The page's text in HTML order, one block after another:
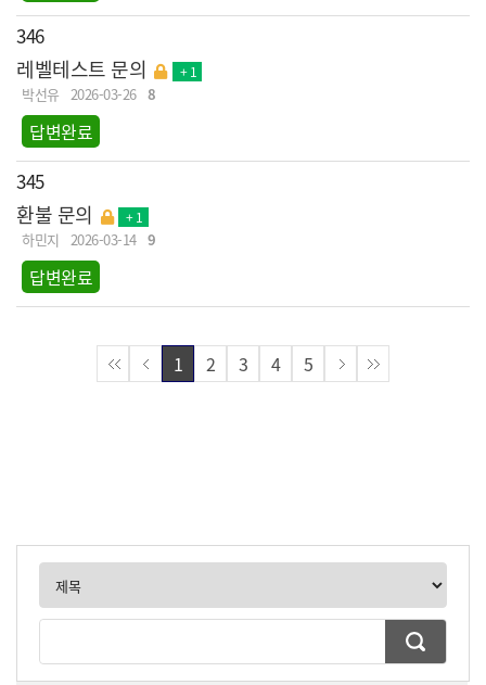
346
레벨테스트 문의 + 1
박선유 2026-03-26 8
답변완료
345
환불 문의 + 1
하민지 2026-03-14 9
답변완료
1 2 3 4 5